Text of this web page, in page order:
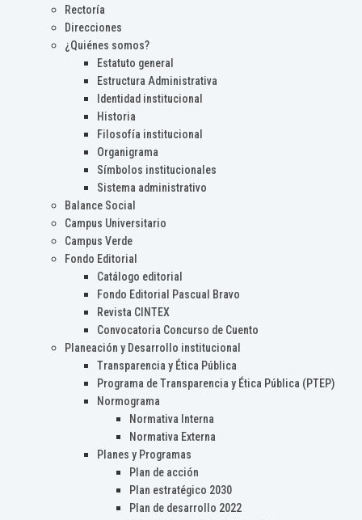
Rectoría
Direcciones
¿Quiénes somos?
Estatuto general
Estructura Administrativa
Identidad institucional
Historia
Filosofía institucional
Organigrama
Símbolos institucionales
Sistema administrativo
Balance Social
Campus Universitario
Campus Verde
Fondo Editorial
Catálogo editorial
Fondo Editorial Pascual Bravo
Revista CINTEX
Convocatoria Concurso de Cuento
Planeación y Desarrollo institucional
Transparencia y Ética Pública
Programa de Transparencia y Ética Pública (PTEP)
Normograma
Normativa Interna
Normativa Externa
Planes y Programas
Plan de acción
Plan estratégico 2030
Plan de desarrollo 2022